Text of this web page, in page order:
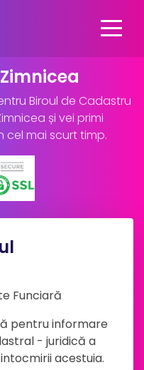
Biroul de Cadastru
și vei primi
mai scurt timp.
Funciară
pentru informare
- juridică a
acestuia.